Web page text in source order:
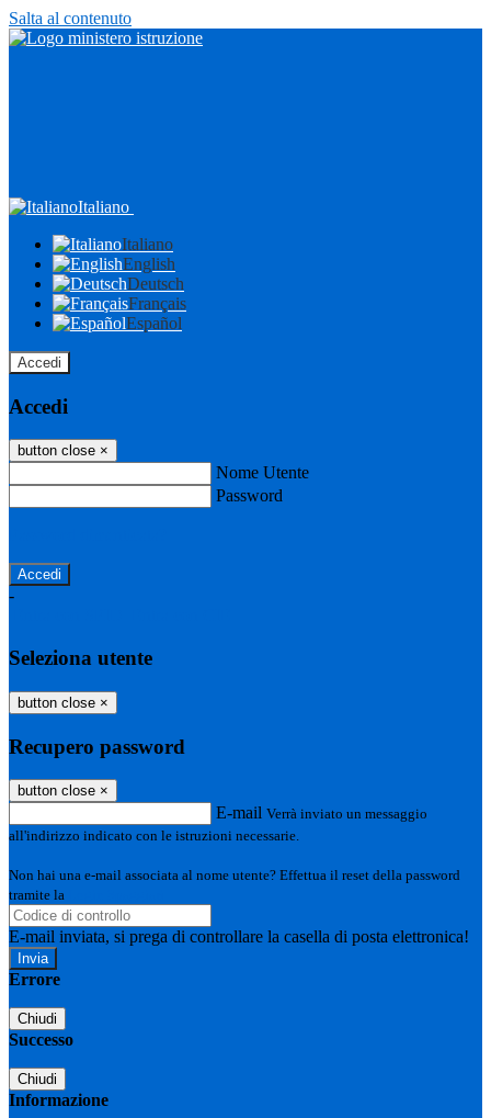
Salta al contenuto
Italiano
Italiano
English
Deutsch
Français
Español
Accedi
Accedi
button close ×
Nome Utente
Password
-
Seleziona utente
button close ×
Recupero password
button close ×
E-mail Verrà inviato un messaggio
all'indirizzo indicato con le istruzioni necessarie.
Non hai una e-mail associata al nome utente? Effettua il reset della password
tramite la
E-mail inviata, si prega di controllare la casella di posta elettronica!
Errore
Chiudi
Successo
Chiudi
Informazione